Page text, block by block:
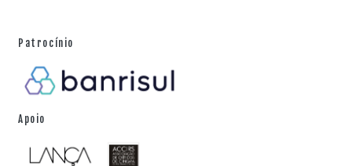
Patrocínio
Apoio